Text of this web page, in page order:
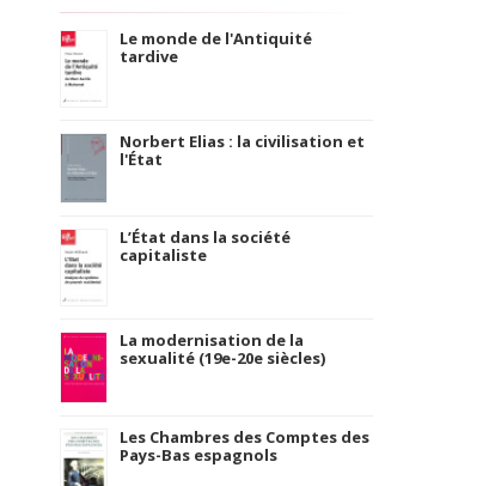
Le monde de l'Antiquité
tardive
Norbert Elias : la civilisation et
l'État
L’État dans la société
capitaliste
La modernisation de la
sexualité (19e-20e siècles)
Les Chambres des Comptes des
Pays-Bas espagnols